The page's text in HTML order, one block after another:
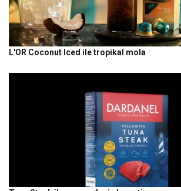
L'OR Coconut Iced ile tropikal mola